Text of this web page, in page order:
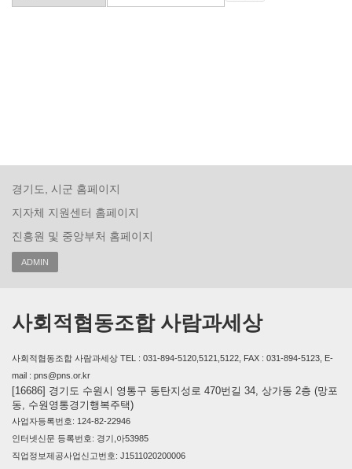
경기도, 시군 홈페이지
지자체 지원센터 홈페이지
진흥원 및 중앙부처 홈페이지
ADMIN
사회적협동조합 사람과세상
사회적협동조합 사람과세상 TEL : 031-894-5120,5121,5122, FAX : 031-894-5123, E-
mail : pns@pns.or.kr
[16686] 경기도 수원시 영통구 동탄지성로 470번길 34, 상가동 2층 (망포
동, 수원영통경기행복주택)
사업자등록번호: 124-82-22946
인터넷신문 등록번호: 경기,아53985
직업정보제공사업신고번호: J1511020200006